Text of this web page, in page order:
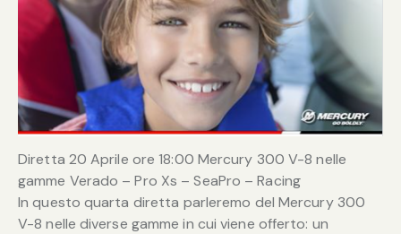
Diretta 20 Aprile ore 18:00 Mercury 300 V-8 nelle
gamme Verado – Pro Xs – SeaPro – Racing
In questo quarta diretta parleremo del Mercury 300
V-8 nelle diverse gamme in cui viene offerto: un